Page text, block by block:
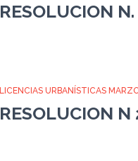
RESOLUCION
LICENCIAS URBANÍSTICAS
RESOLUCION